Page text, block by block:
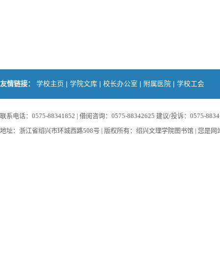
友情链接： 学校主页 | 学院文库 | 校长办公室 | 附属医院 | 学校工会
联系电话：0575-88341852 | 借阅咨询：0575-88342625 建议/投诉：0575-
地址：浙江省绍兴市环城西路508号 | 版权所有：绍兴文理学院图书馆 | 您是网